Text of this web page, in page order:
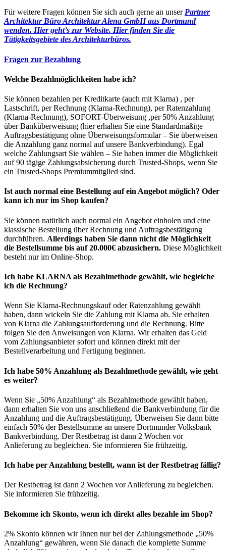
Für weitere Fragen können Sie sich auch gerne an unser Partner
Architektur Büro Architektur Alena GmbH aus Dortmund
wenden. Hier geht’s zur Website. Hier finden Sie die
Tätigkeitsgebiete des Architekturbüros.
Fragen zur Bezahlung
Welche Bezahlmöglichkeiten habe ich?
Sie können bezahlen per Kreditkarte (auch mit Klarna) , per
Lastschrift, per Rechnung (Klarna-Rechnung), per Ratenzahlung
(Klarna-Rechnung), SOFORT-Überweisung ,per 50% Anzahlung
über Banküberweisung (hier erhalten Sie eine Standardmäßige
Auftragsbestätigung ohne Überweisungsformular – Sie überweisen
die Anzahlung ganz normal auf unsere Bankverbindung). Egal
welche Zahlungsart Sie wählen – Sie haben immer die Möglichkeit
auf 90 tägige Zahlungsabsicherung durch Trusted-Shops, wenn Sie
ein Trusted-Shops Premiummitglied sind.
Ist auch normal eine Bestellung auf ein Angebot möglich? Oder
kann ich nur im Shop kaufen?
Sie können natürlich auch normal ein Angebot einholen und eine
klassische Bestellung über Rechnung und Auftragsbestätigung
durchführen. Allerdings haben Sie dann nicht die Möglichkeit
die Bestellsumme bis auf 20.000€ abzusichern. Diese Möglichkeit
besteht nur im Online-Shop.
Ich habe KLARNA als Bezahlmethode gewählt, wie begleiche
ich die Rechnung?
Wenn Sie Klarna-Rechnungskauf oder Ratenzahlung gewählt
haben, dann wickeln Sie die Zahlung mit Klarna ab. Sie erhalten
von Klarna die Zahlungsaufforderung und die Rechnung. Bitte
folgen Sie den Anweisungen von Klarna. Wir erhalten das Geld
vom Zahlungsanbieter sofort und können direkt mit der
Bestellverarbeitung und Fertigung beginnen.
Ich habe 50% Anzahlung als Bezahlmethode gewählt, wie geht
es weiter?
Wenn Sie „50% Anzahlung“ als Bezahlmethode gewählt haben,
dann erhalten Sie von uns anschließend die Bankverbindung für die
Anzahlung und die Auftragsbestätigung. Überweisen Sie dann bitte
einfach 50% der Bestellsumme an unsere Dortmunder Volksbank
Bankverbindung. Der Restbetrag ist dann 2 Wochen vor
Anlieferung zu begleichen. Sie informieren Sie frühzeitig.
Ich habe per Anzahlung bestellt, wann ist der Restbetrag fällig?
Der Restbetrag ist dann 2 Wochen vor Anlieferung zu begleichen.
Sie informieren Sie frühzeitig.
Bekomme ich Skonto, wenn ich direkt alles bezahle im Shop?
2% Skonto können wir Ihnen nur bei der Zahlungsmethode „50%
Anzahlung“ gewähren, wenn Sie danach die komplette Summe